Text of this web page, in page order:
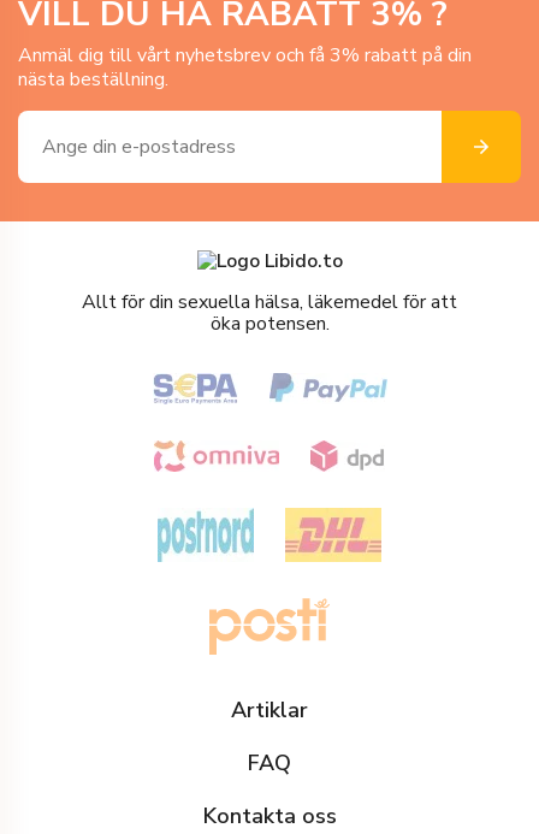
VILL DU HA RABATT 3% ?
Anmäl dig till vårt nyhetsbrev och få 3% rabatt på din
nästa beställning.
Allt för din sexuella hälsa, läkemedel för att
öka potensen.
Artiklar
FAQ
Kontakta oss